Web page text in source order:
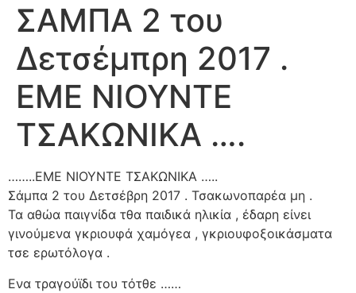
ΣΑΜΠΑ 2 του
Δετσέμπρη 2017 .
ΕΜΕ ΝΙΟΥΝΤΕ
ΤΣΑΚΩΝΙΚΑ ….
……..ΕΜΕ ΝΙΟΥΝΤΕ ΤΣΑΚΩΝΙΚΑ …..
Σάμπα 2 του Δετσέβρη 2017 . Τσακωνοπαρέα μη .
Τα αθώα παιγνίδα τθα παιδικά ηλικία , έδαρη είνει
γινούμενα γκριουφά χαμόγεα , γκριουφοξοικάσματα
τσε ερωτόλογα .
Ενα τραγούϊδι του τότθε ……